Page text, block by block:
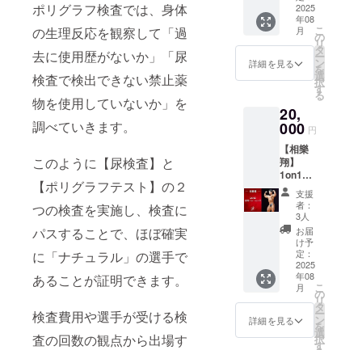
ポリグラフ検査では、身体
の生理反応を観察して「過
去に使用歴がないか」「尿
検査で検出できない禁止薬
物を使用していないか」を
調べていきます。
このように【尿検査】と
【ポリグラフテスト】の２
つの検査を実施し、検査に
パスすることで、ほぼ確実
に「ナチュラル」の選手で
あることが証明できます。
検査費用や選手が受ける検
査の回数の観点から出場す
は催事
を一時
中断さ
せてい
ただき
自で管
理をお
願いい
たしま
す。紛
失・盗
難等の
責任は
負いか
ねま
す。
ご遠慮
くださ
い。 ​ ​そ
の他 ・
地震ま
場合に
は、主
催者の
判断に
より入
場者の
安全確
認を優
先し、
場合に
よって
は催事
を一時
中断さ
せてい
ただき
ます。
たのか
原因を
改善
し、正
しく動
す。
そこか
ら
ちょっ
といい
お尻作
りス
ター
ト！ 場
所：西
梅田レ
ンタル
スタジ
オ 期
限：発
ら6ヶ月
以内 予
が習慣
になっ
ている
方向け
です。
アップ
から始
まり、
重りを
使用し
たト
レーニ
ングで
桃尻へ
導きま
す。 普
段のト
レーニ
ングで
お尻に
効きに
くい方
セージ
●相樂翔
のパー
ソナル
トレー
ニング
(60分)
ジムガ
レージ
用賀 期
限：発
行日か
ら6ヶ月
以内 予
約：公
式ライ
ン ※公
式ライ
ンより
日程の
調整を
お願い
します
(https://
2025
年08
月
詳細を見る
こ
の
リ
タ
ー
ン
を
選
択
す
る
20,
000 円
【相樂
翔】
1on1合
同ト
レーニ
ング ●
お礼の
メッ
セージ
●相樂翔
の1on1
合同ト
レーニ
ング ●
希望の
部位
支援
者：
3人
お届
け予
定：
2025
年08
月
詳細を見る
こ
の
リ
タ
ー
ン
を
選
択
す